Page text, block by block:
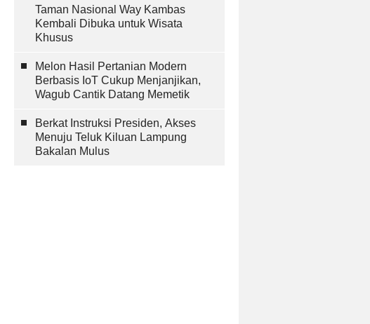
Taman Nasional Way Kambas
Kembali Dibuka untuk Wisata
Khusus
Melon Hasil Pertanian Modern
Berbasis IoT Cukup Menjanjikan,
Wagub Cantik Datang Memetik
Berkat Instruksi Presiden, Akses
Menuju Teluk Kiluan Lampung
Bakalan Mulus